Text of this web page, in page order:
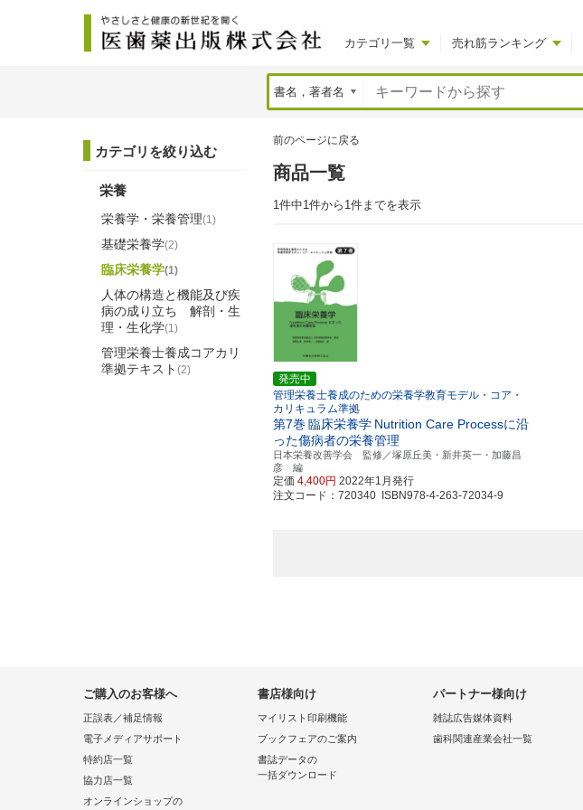
カテゴリ一覧 売れ筋ランキング
前のページに戻る
商品一覧
1件中1件から1件までを表示
発売中
管理栄養士養成のための栄養学教育モデル・コア・
カリキュラム準拠
第7巻 臨床栄養学 Nutrition Care Processに沿
った傷病者の栄養管理
日本栄養改善学会 監修／塚原丘美・新井英一・加藤昌
彦 編
定価 4,400円 2022年1月発行
注文コード：720340 ISBN978-4-263-72034-9
カテゴリを絞り込む
栄養
栄養学・栄養管理(1)
基礎栄養学(2)
臨床栄養学(1)
人体の構造と機能及び疾
病の成り立ち 解剖・生
理・生化学(1)
管理栄養士養成コアカリ
準拠テキスト (2)
ご購入のお客様へ
正誤表／補足情報
電子メディアサポート
特約店一覧
協力店一覧
オンラインショップの
書店様向け
マイリスト印刷機能
ブックフェアのご案内
書誌データの
一括ダウンロード
パートナー様向け
雑誌広告媒体資料
歯科関連産業会社一覧